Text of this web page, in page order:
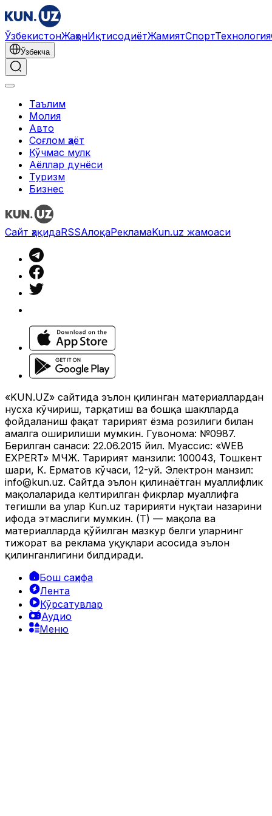
ЎзбекистонЖаҳонИқтисодиётЖамиятСпортТехнология
Ўзбекча
Таълим
Молия
Авто
Соғлом ҳаёт
Кўчмас мулк
Аёллар дунёси
Туризм
Бизнес
Ўзбекча
Реклама
Жаҳон|03:07 / 15.02.2025
16 633